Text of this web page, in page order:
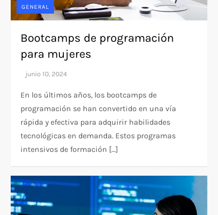
GENERAL
Bootcamps de programación
para mujeres
En los últimos años, los bootcamps de
programación se han convertido en una vía
rápida y efectiva para adquirir habilidades
tecnológicas en demanda. Estos programas
intensivos de formación […]